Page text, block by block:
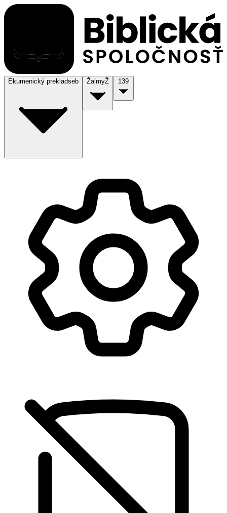
Ekumenický prekladseb ŽalmyŽ